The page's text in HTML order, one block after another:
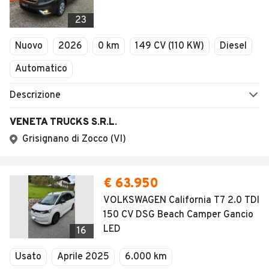
Chi Siamo
Condizioni generali
Privacy
Impostazioni Privacy
Security
Tipi di veicoli
Concessionari in Italia
Valutazione auto